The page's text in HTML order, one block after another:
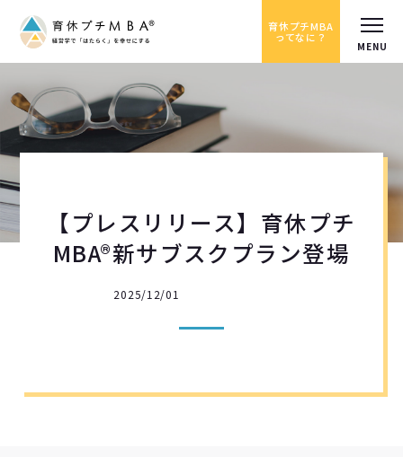
育休プチMBA
ってなに？
【プレスリリース】育休プチ
MBA®新サブスクプラン登場
2025/12/01